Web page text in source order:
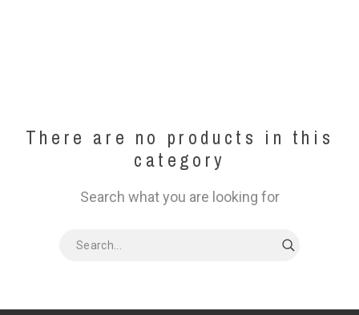
There are no products in this
category
Search what you are looking for